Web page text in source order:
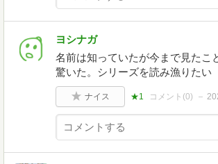
ヨシナガ
名前は知っていたが今まで見たこ
驚いた。シリーズを読み漁りたい
ナイス ★1 コメント(0)